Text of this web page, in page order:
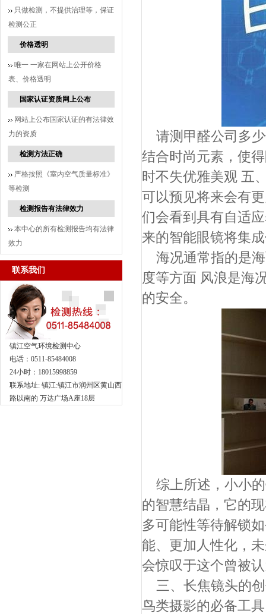
只做检测，不提供治理等，保证
检测公正
价格透明
唯一 一家在网站上公开价格
表、价格透明
国家认证资质网上公布
网站上公布国家认证的有法律效
力的资质
检测方法正确
严格按照《室内空气质量标准》
等检测
检测报告有法律效力
本中心的所有检测报告均有法律
效力
联系我们
镇江空气环境检测中心
电话：0511-85484008
24小时：18015998859
联系地址: 镇江:镇江市润州区黄山西
路以南的 万达广场A座18层
请测甲醛公司多
结合时尚元素，使
时不失优雅美观 五
可以预见将来会有
们会看到具有自适
来的智能眼镜将集
海况通常指的是
度等方面 风浪是海
的安全。
综上所述，小小
的智慧结晶，它的
多可能性等待解锁
能、更加人性化，
会惊叹于这个曾被
三、长焦镜头的
鸟类摄影的必备工